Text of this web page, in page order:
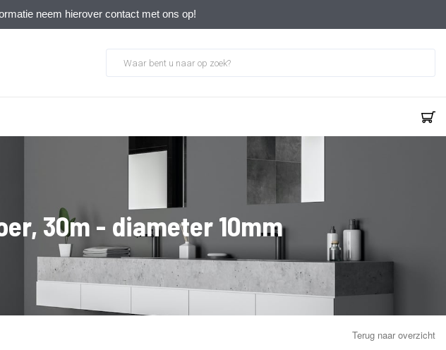
neem hierover contact met ons op!
30m - diameter 10mm
Terug naar overzicht